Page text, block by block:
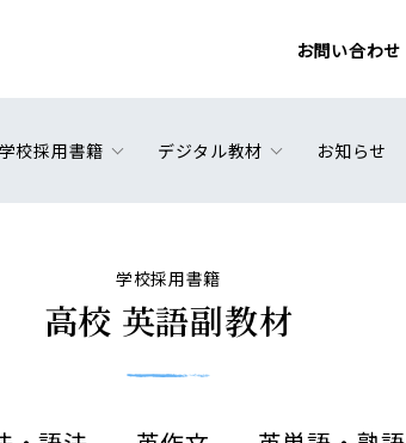
お問い合わせ
学校採用書籍 デジタル教材 お知らせ
学校採用書籍
高校 英語副教材